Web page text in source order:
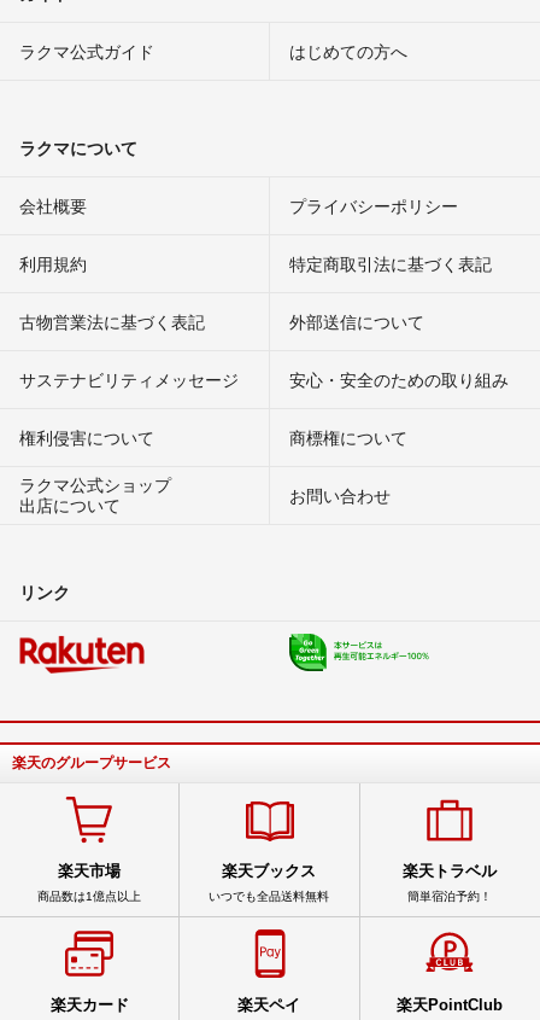
ラクマ公式ガイド はじめての方へ
ラクマについて
会社概要 プライバシーポリシー
利用規約 特定商取引法に基づく表記
古物営業法に基づく表記 外部送信について
サステナビリティメッセージ 安心・安全のための取り組み
権利侵害について
商標権について
ラクマ公式ショップ
出店について
お問い合わせ
リンク
楽天のグループサービス
楽天市場
商品数は1億点以上
楽天ブックス
いつでも全品送料無料
楽天トラベル
簡単宿泊予約！
楽天カード 楽天ペイ 楽天PointClub